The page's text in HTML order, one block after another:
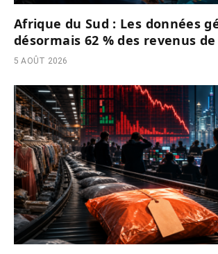
Afrique du Sud : Les données
désormais 62 % des revenus
5 AOÛT 2026